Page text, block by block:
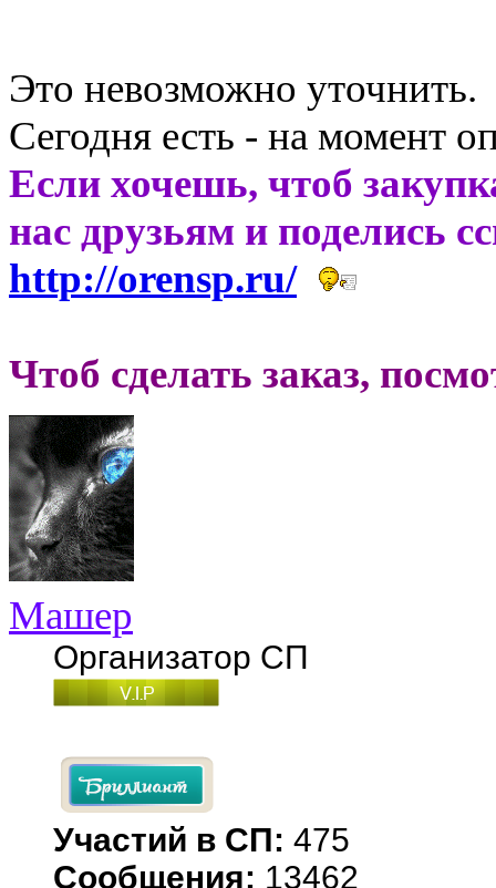
Это невозможно уточнить.
Сегодня есть - на момент
Если хочешь, чтоб
нас друзьям и поделись
http://orensp.ru/
Чтоб сделать заказ,
Машер
Организатор СП
Участий в СП: 475
Сообщения: 13462